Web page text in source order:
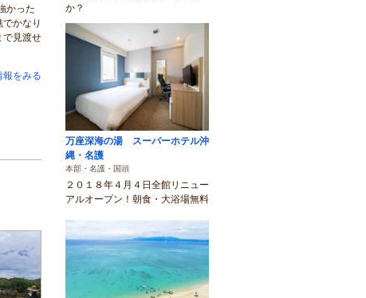
かった
かなり
で見渡せ
報をみる
か？
万座深海の湯 スーパーホテル沖
縄・名護
本部・名護・国頭
２０１８年４月４日全館リニュー
アルオープン！朝食・大浴場無料